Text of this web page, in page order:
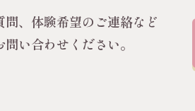
、体験希望のご連絡など
い合わせください。